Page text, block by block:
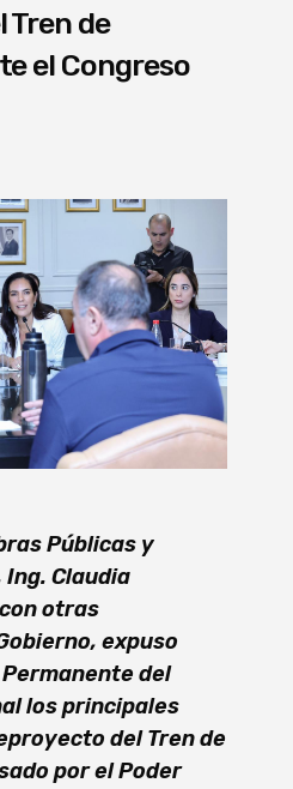
Tren de
el Congreso
Públicas y
Claudia
otras
expuso
del
los principales
del Tren de
por el Poder